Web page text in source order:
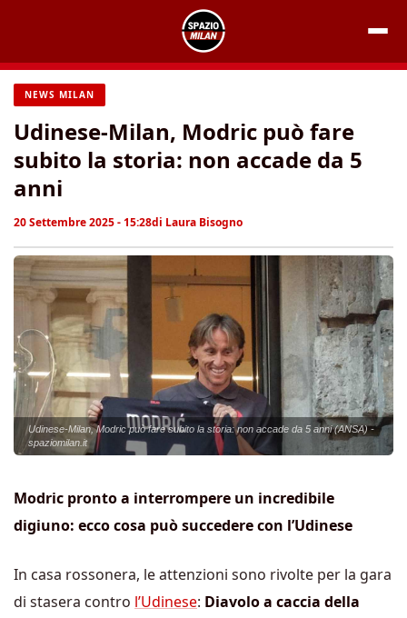
contenuto
NEWS MILAN
Udinese-Milan, Modric può fare
subito la storia: non accade da 5
anni
20 Settembre 2025 - 15:28di Laura Bisogno
Udinese-Milan, Modric può fare subito la storia: non accade da 5 anni (ANSA) -
spaziomilan.it
Modric pronto a interrompere un incredibile
digiuno: ecco cosa può succedere con l’Udinese
In casa rossonera, le attenzioni sono rivolte per la gara
di stasera contro l’Udinese: Diavolo a caccia della